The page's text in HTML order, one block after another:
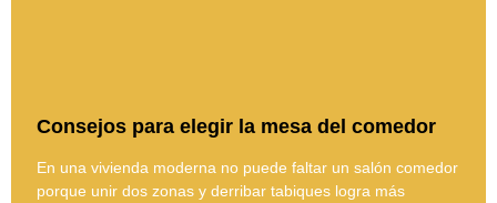
Consejos para elegir la mesa del comedor
En una vivienda moderna no puede faltar un salón comedor
porque unir dos zonas y derribar tabiques logra más